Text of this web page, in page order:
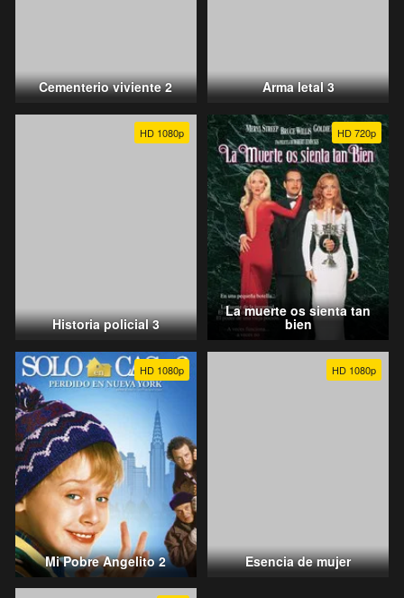
Cementerio viviente 2 Arma letal 3
HD 1080p
Historia policial 3
HD 720p
La muerte os sienta tan
bien
HD 1080p
Mi Pobre Angelito 2
HD 1080p
Esencia de mujer